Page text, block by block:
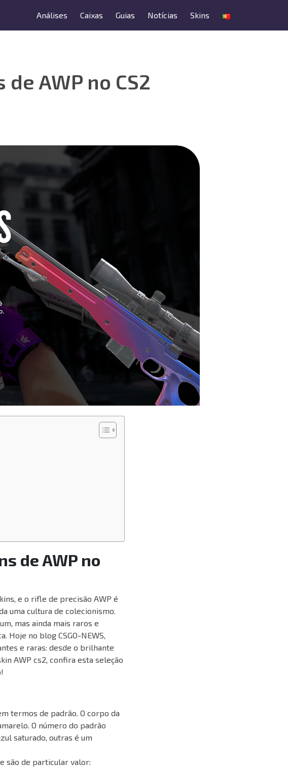
Análises Caixas Guias Notícias Skins
AWP no CS2
de AWP no
e o rifle de precisão AWP é
uma cultura de colecionismo.
mas ainda mais raros e
Hoje no blog CSGO-NEWS,
e raras: desde o brilhante
AWP cs2, confira esta seleção
termos de padrão. O corpo da
O número do padrão
saturado, outras é um
são de particular valor: